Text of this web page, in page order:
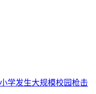
学发生大规模校园枪击